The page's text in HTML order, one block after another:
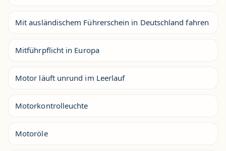
Mit ausländischem Führerschein in Deutschland fahren
Mitführpflicht in Europa
Motor läuft unrund im Leerlauf
Motorkontrolleuchte
Motoröle